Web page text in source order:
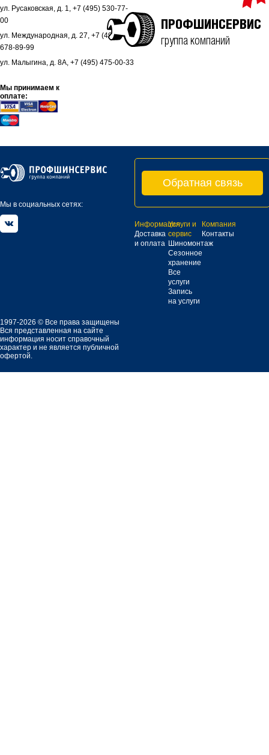
ул. Русаковская, д. 1, +7 (495) 530-77-
00
ул. Международная, д. 27, +7 (495)
678-89-99
ул. Малыгина, д. 8А, +7 (495) 475-00-33
Мы принимаем к
оплате:
ПРОФШИНСЕРВИС
группа компаний
Мы в социальных сетях:
Обратная связь
Информация
Доставка
и оплата
Услуги и
сервис
Шиномонтаж
Сезонное
хранение
Все
услуги
Запись
на услуги
Компания
Контакты
1997-2026 © Все права защищены
Вся представленная на сайте
информация носит справочный
характер и не является публичной
офертой.